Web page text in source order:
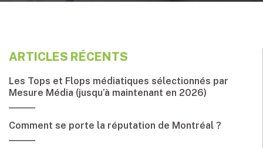
ARTICLES RÉCENTS
Les Tops et Flops médiatiques sélectionnés par
Mesure Média (jusqu’à maintenant en 2026)
Comment se porte la réputation de Montréal ?